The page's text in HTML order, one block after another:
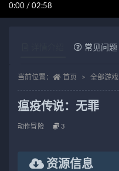
0:00 / 02:58
常见问题
当前位置： 首页 全部游戏
瘟疫传说：无罪
动作冒险 3
资源信息